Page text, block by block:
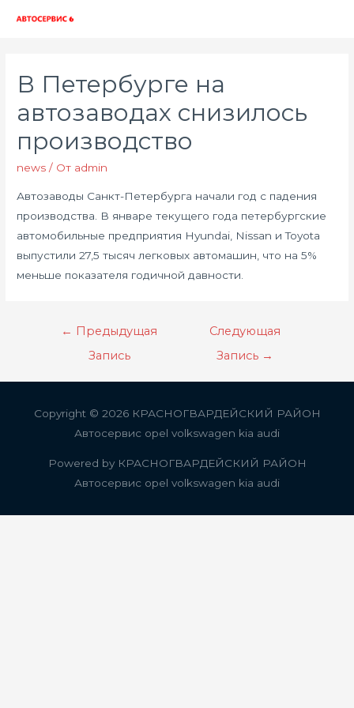
В Петербурге на
автозаводах снизилось
производство
news / От admin
Автозаводы Санкт-Петербурга начали год с падения
производства. В январе текущего года петербургские
автомобильные предприятия Hyundai, Nissan и Toyota
выпустили 27,5 тысяч легковых автомашин, что на 5%
меньше показателя годичной давности.
Навигация
записям
← Предыдущая
Запись
Следующая
Запись →
Copyright © 2026 КРАСНОГВАРДЕЙСКИЙ РАЙОН
Автосервис opel volkswagen kia audi
Powered by КРАСНОГВАРДЕЙСКИЙ РАЙОН
Автосервис opel volkswagen kia audi